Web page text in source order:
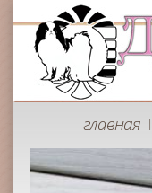
главная |